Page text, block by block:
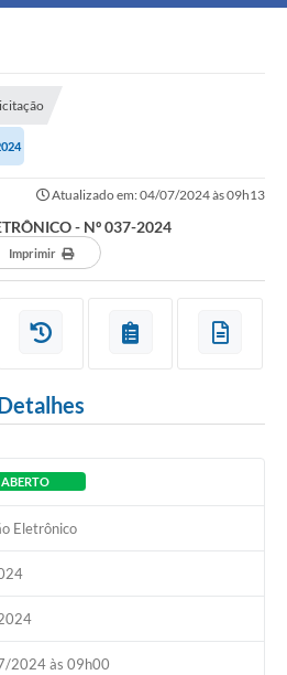
Atualizado em: 04/07/2024 às 09h13
- Nº 037-2024
Imprimir
ABERTO
Eletrônico
2024 às 09h00